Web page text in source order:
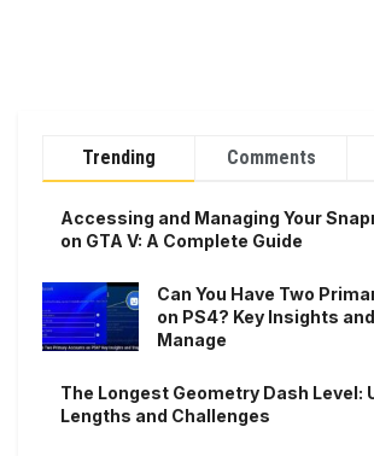
Trending Comments
Accessing and Managing Your
on GTA V: A Complete Guide
Can You Have Two
on PS4? Key Insights
Manage
The Longest Geometry Dash Level:
Lengths and Challenges